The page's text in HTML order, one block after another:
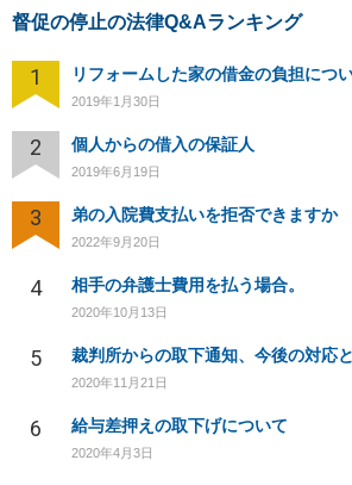
督促の停止の法律Q&Aランキング
1 リフォームした家の借金の負担につ
2019年1月30日
2 個人からの借入の保証人
2019年6月19日
3 弟の入院費支払いを拒否できますか
2022年9月20日
4 相手の弁護士費用を払う場合。
2020年10月13日
5 裁判所からの取下通知、今後の対応
2020年11月21日
6 給与差押えの取下げについて
2020年4月3日